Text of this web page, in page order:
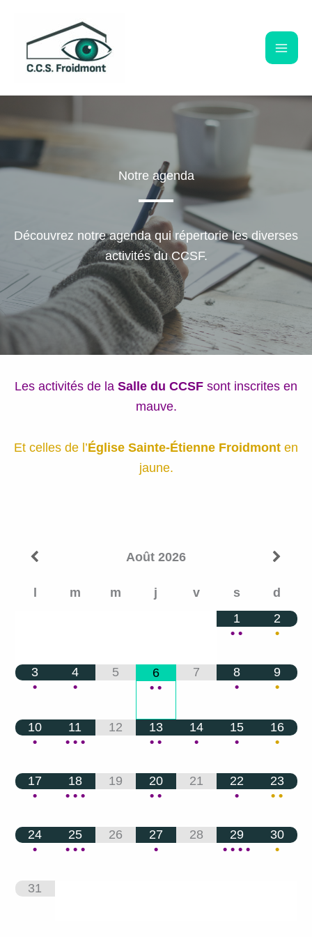
contenu
Notre agenda
Découvrez notre agenda qui répertorie les diverses
activités du CCSF.
Les activités de la Salle du CCSF sont inscrites en
mauve.
Et celles de l’Église Sainte-Étienne Froidmont en
jaune.
Août 2026
l m m j v s
d
1
• •
2
•
3
•
4
•
5
6
• •
7
8
•
9
•
10
•
11
• • •
12
13
• •
14
•
15
•
16
•
17
•
18
• • •
19
20
• •
21
22
•
23
• •
24
•
25
• • •
26
27
•
28
29
• • • •
30
•
31